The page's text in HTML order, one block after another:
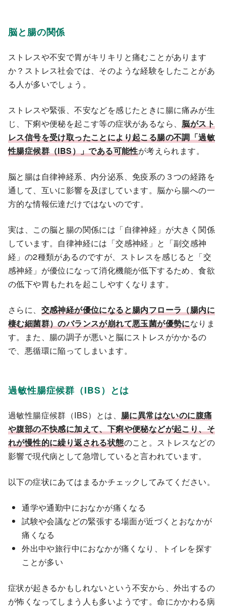
脳と腸の関係
ストレスや不安で胃がキリキリと痛むことがあります
か？ストレス社会では、そのような経験をしたことがあ
る人が多いでしょう。
ストレスや緊張、不安などを感じたときに腸に痛みが生
じ、下痢や便秘を起こす等の症状があるなら、脳がスト
レス信号を受け取ったことにより起こる腸の不調「過敏
性腸症候群（IBS）」である可能性が考えられます。
脳と腸は自律神経系、内分泌系、免疫系の３つの経路を
通して、互いに影響を及ぼしています。脳から腸への一
方的な情報伝達だけではないのです。
実は、この脳と腸の関係には「自律神経」が大きく関係
しています。自律神経には「交感神経」と「副交感神
経」の2種類があるのですが、ストレスを感じると「交
感神経」が優位になって消化機能が低下するため、食欲
の低下や胃もたれを起こしやすくなります。
さらに、 交感神経が優位になると腸内フローラ（腸内に
棲む細菌群）のバランスが崩れて悪玉菌が優勢になりま
す。また、腸の調子が悪いと脳にストレスがかかるの
で、悪循環に陥ってしまいます。
過敏性腸症候群（IBS）とは
過敏性腸症候群（IBS）とは、 腸に異常はないのに腹痛
や腹部の不快感に加えて、下痢や便秘などが起こり、そ
れが慢性的に繰り返される状態のこと。ストレスなどの
影響で現代病として急増していると言われています。
以下の症状にあてはまるかチェックしてみてください。
通学や通勤中におなかが痛くなる
試験や会議などの緊張する場面が近づくとおなかが
痛くなる
外出中や旅行中におなかが痛くなり、トイレを探す
ことが多い
症状が起きるかもしれないという不安から、外出するの
が怖くなってしまう人も多いようです。命にかかわる病